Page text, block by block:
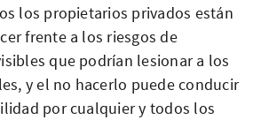
los propietarios privados están
frente a los riesgos de
que podrían lesionar a los
y el no hacerlo puede conducir
por cualquier y todos los